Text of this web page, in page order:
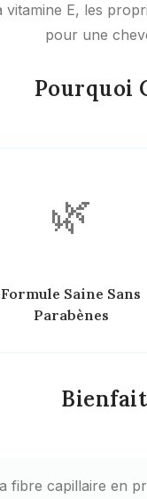
E, les
pour une
Pourquoi
🌿
Formule Saine Sans
Parabènes
fibre capillaire en